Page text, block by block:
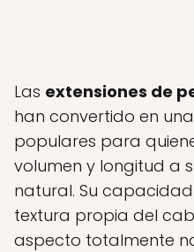
Las extensiones de
han convertido en
populares para
volumen y longitud a
natural. Su
textura propia del
aspecto totalmente